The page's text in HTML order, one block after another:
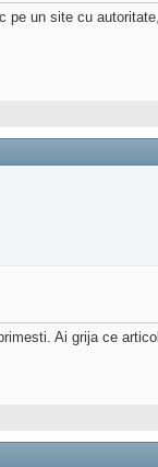
pe un site cu
Ai grija ce